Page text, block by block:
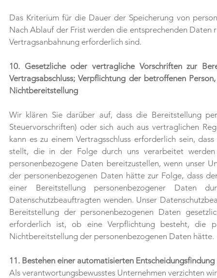
Das Kriterium für die Dauer der Speicherung von
Nach Ablauf der Frist werden die entsprechenden
Vertragsanbahnung erforderlich sind.
10. Gesetzliche oder vertragliche Vorschriften zur
Vertragsabschluss; Verpflichtung der betroffenen
Nichtbereitstellung
Wir klären Sie darüber auf, dass die Bereitstellung
Steuervorschriften) oder sich auch aus vertraglichen
kann es zu einem Vertragsschluss erforderlich sein,
stellt, die in der Folge durch uns verarbeitet werden
personenbezogene Daten bereitzustellen, wenn unser
der personenbezogenen Daten hätte zur Folge, dass
einer Bereitstellung personenbezogener Daten
Datenschutzbeauftragten wenden. Unser
Bereitstellung der personenbezogenen Daten
erforderlich ist, ob eine Verpflichtung besteht, die
Nichtbereitstellung der personenbezogenen Daten hätte.
11. Bestehen einer automatisierten Entscheidungsfindung
Als verantwortungsbewusstes Unternehmen verzichten